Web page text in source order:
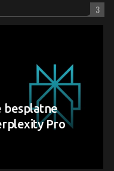
3
besplatne
Pro